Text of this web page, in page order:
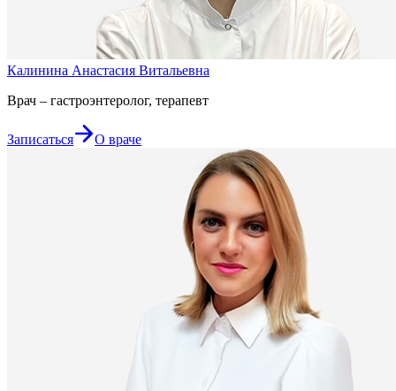
Калинина Анастасия Витальевна
Врач – гастроэнтеролог, терапевт
Записаться О враче